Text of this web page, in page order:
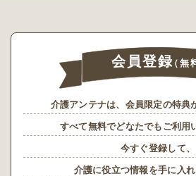
会員登録（無
介護アンテナは、会員限定の特典
すべて無料でどなたでもご利用
今すぐ登録して、
介護に役立つ情報を手に入れ